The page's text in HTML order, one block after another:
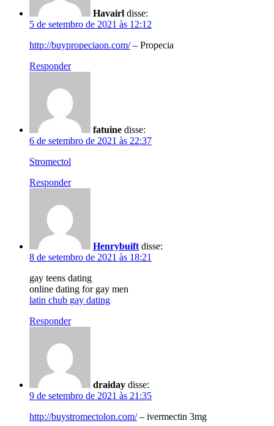
Havairl disse:
5 de setembro de 2021 às 12:12
http://buypropeciaon.com/– Propecia
Responder
fatuine disse:
6 de setembro de 2021 às 22:37
Stromectol
Responder
Henrybuift disse:
8 de setembro de 2021 às 18:21
gay teens dating
online dating for gay men
latin chub gay dating
Responder
draiday disse:
9 de setembro de 2021 às 21:35
http://buystromectolon.com/– ivermectin 3mg